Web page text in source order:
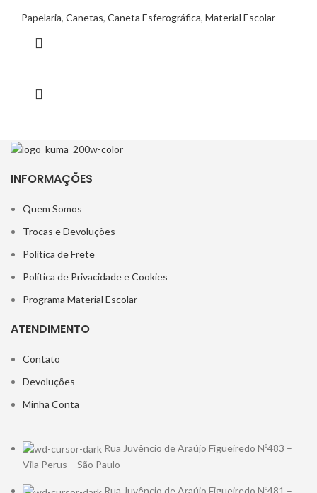
Papelaria, Canetas, Caneta Esferográfica, Material Escolar
INFORMAÇÕES
Quem Somos
Trocas e Devoluções
Política de Frete
Política de Privacidade e Cookies
Programa Material Escolar
ATENDIMENTO
Contato
Devoluções
Minha Conta
Rua Juvêncio de Araújo Figueiredo Nº483 –
Vila Perus – São Paulo